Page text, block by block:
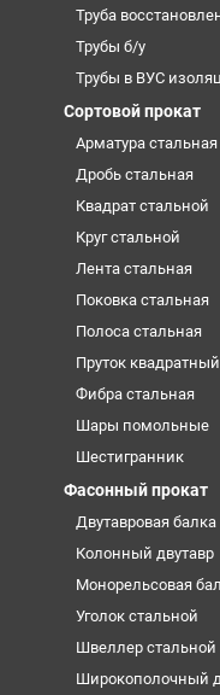
Труба
Трубы б/у
Трубы в ВУС
Сортовой прокат
Арматура стальная
Дробь стальная
Квадрат стальной
Круг стальной
Лента стальная
Поковка стальная
Полоса стальная
Пруток квадратный
Фибра стальная
Шары помольные
Шестигранник
Фасонный прокат
Двутавровая балка
Колонный двутавр
Монорельсовая
Уголок стальной
Швеллер стальной
Широкополочный